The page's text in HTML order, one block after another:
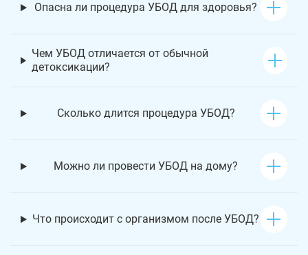
Опасна ли процедура УБОД для здоровья?
Чем УБОД отличается от обычной
детоксикации?
Сколько длится процедура УБОД?
Можно ли провести УБОД на дому?
Что происходит с организмом после УБОД?